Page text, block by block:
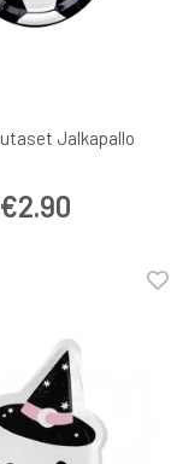
Jalkapallo
€2.90